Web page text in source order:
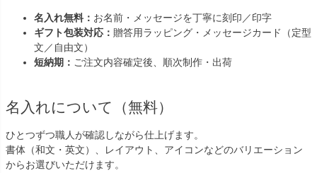
名入れ無料： お名前・メッセージを丁寧に刻印／印字
ギフト包装対応： 贈答用ラッピング・メッセージカード（定型
文／自由文）
短納期： ご注文内容確定後、順次制作・出荷
名入れについて（無料）
ひとつずつ職人が確認しながら仕上げます。
書体（和文・英文）、レイアウト、アイコンなどのバリエーション
からお選びいただけます。